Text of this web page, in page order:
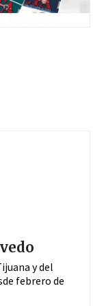
y del
febrero de